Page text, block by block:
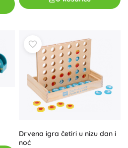
Drvena igra četiri u nizu dan i
noć